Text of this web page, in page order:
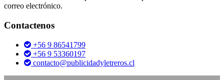
correo electrónico.
Contactenos
+56 9 86541799
+56 9 53360197
contacto@publicidadyletreros.cl